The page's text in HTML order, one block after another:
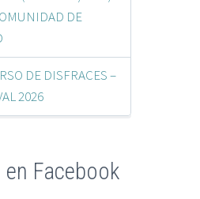
DE
DE DISFRACES –
2026
Facebook